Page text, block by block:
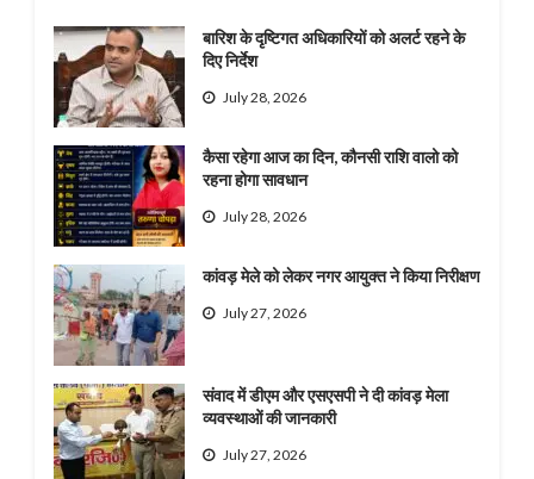
बारिश के दृष्टिगत अधिकारियों को अलर्ट रहने के
दिए निर्देश
July 28, 2026
कैसा रहेगा आज का दिन, कौनसी राशि वालो को
रहना होगा सावधान
July 28, 2026
कांवड़ मेले को लेकर नगर आयुक्त ने किया निरीक्षण
July 27, 2026
संवाद में डीएम और एसएसपी ने दी कांवड़ मेला
व्यवस्थाओं की जानकारी
July 27, 2026